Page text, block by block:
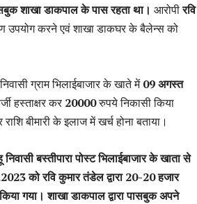
शाखा डाकपाल के पास रहता था। आरोपीरवि
उपयोग करने एवं शाखा डाकघर के बैलेन्स को
ग्राम भिलाईबाजार के खाते में09 अगस्त
हस्ताक्षर कर 20000रुपये निकासी किया
बीमारी के इलाज में खर्च होना बताया।
बस्तीपारा पोस्ट भिलाईबाजार के खाता से
को रवि कुमार तंडेल द्वारा 20-20 हजार
गया। शाखा डाकपाल द्वारा पासबुक अपने